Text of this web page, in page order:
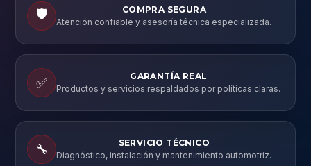
🛡️
COMPRA SEGURA
Atención confiable y asesoría técnica especializada.
✅
GARANTÍA REAL
Productos y servicios respaldados por políticas claras.
🔧
SERVICIO TÉCNICO
Diagnóstico, instalación y mantenimiento automotriz.